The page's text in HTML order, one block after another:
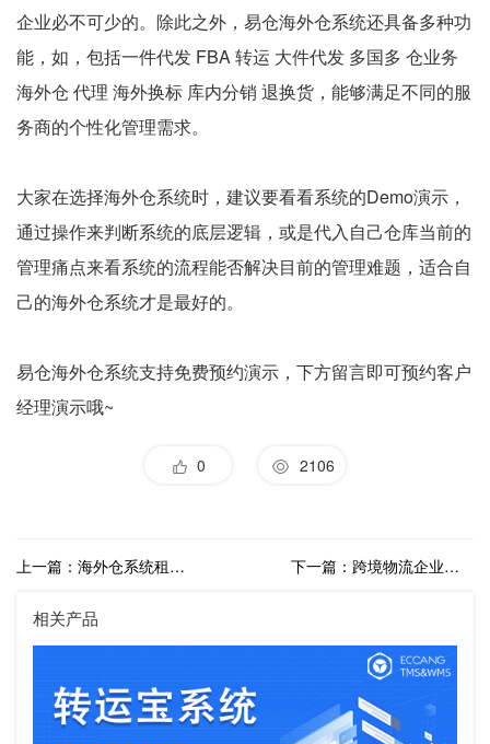
企业必不可少的。除此之外，易仓海外仓系统还具备多种功
能，如，包括一件代发 FBA 转运 大件代发 多国多 仓业务
海外仓 代理 海外换标 库内分销 退换货，能够满足不同的服
务商的个性化管理需求。
大家在选择海外仓系统时，建议要看看系统的Demo演示，
通过操作来判断系统的底层逻辑，或是代入自己仓库当前的
管理痛点来看系统的流程能否解决目前的管理难题，适合自
己的海外仓系统才是最好的。
易仓海外仓系统支持免费预约演示，下方留言即可预约客户
经理演示哦~
0 2106
上一篇：海外仓系统租用有吗？海外仓系统哪家好 下一篇：跨境物流企业打单流程，有哪些物流软件？
相关产品